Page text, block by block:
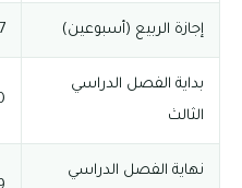
إجازة الربيع (أسبوعين) 27
بداية الفصل الدراسي
الثالث
10
نهاية الفصل الدراسي